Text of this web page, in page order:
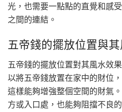
光，也需要一點點的直覺和感
之間的連結。
五帝錢的擺放位置與
五帝錢的擺放位置對其風水效
以將五帝錢放置在家中的財位
這樣能夠增強整個空間的財氣
方或入口處，也能夠阻擋不良